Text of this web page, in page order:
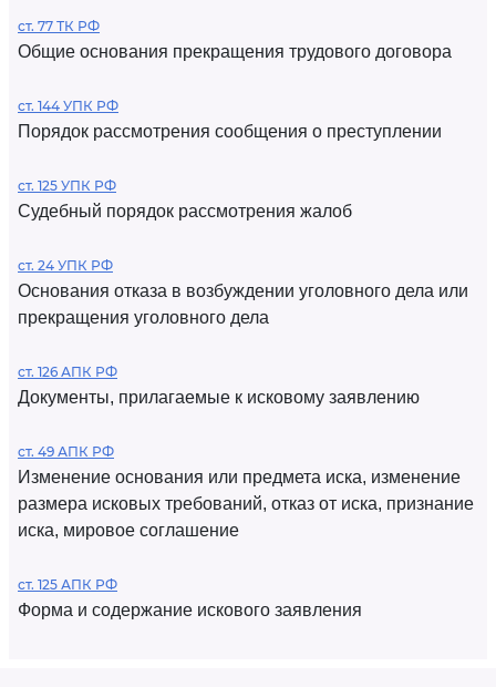
ст. 77 ТК РФ
Общие основания прекращения трудового договора
ст. 144 УПК РФ
Порядок рассмотрения сообщения о преступлении
ст. 125 УПК РФ
Судебный порядок рассмотрения жалоб
ст. 24 УПК РФ
Основания отказа в возбуждении уголовного дела или
прекращения уголовного дела
ст. 126 АПК РФ
Документы, прилагаемые к исковому заявлению
ст. 49 АПК РФ
Изменение основания или предмета иска, изменение
размера исковых требований, отказ от иска, признание
иска, мировое соглашение
ст. 125 АПК РФ
Форма и содержание искового заявления